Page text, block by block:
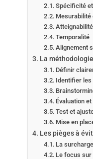
Spécificité
Mesurabilité
Temporalité
Alignement
La
Définir
Identifier
Évaluation
Test et
Mise en
Les pièges à
La
Le focus